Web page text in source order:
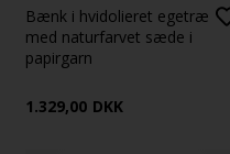
Bænk i hvidolieret egetræ
med naturfarvet sæde i
papirgarn
1.329,00 DKK